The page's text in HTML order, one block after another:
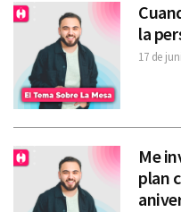
la
17 de
Me
plan